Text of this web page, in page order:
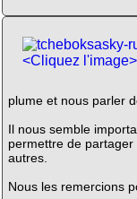
<Cliquez l'image>
plume et nous parler
Il nous semble
permettre de
autres.
Nous les remercions